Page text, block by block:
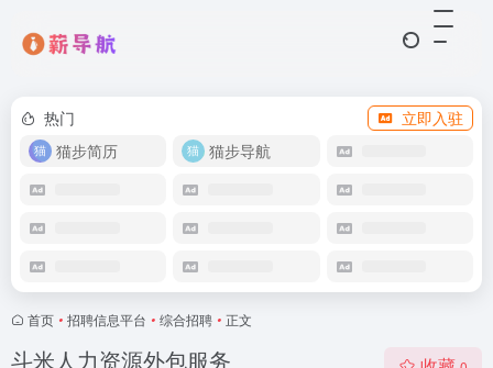
热门
立即入驻
猫步简历
猫步导航
首页 • 招聘信息平台 • 综合招聘 • 正文
斗米人力资源外包服务